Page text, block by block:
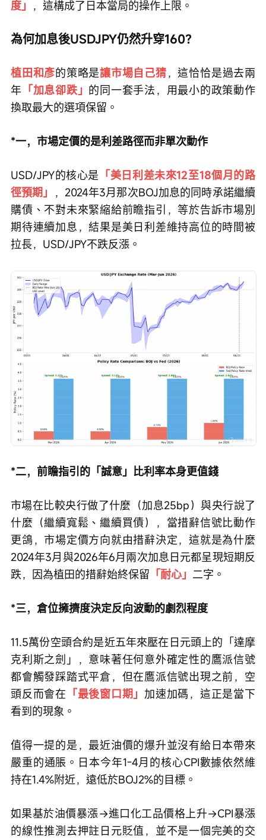
度」 ，這構成了日本當局的操作上限。
為何加息後USDJPY仍然升穿160？
植田和彥的策略是讓市場自己猜，這恰恰是過去兩
年 「加息卻跌」 的同一套手法，用最小的政策動作
換取最大的選項保留。
*一，市場定價的是利差路徑而非單次動作
USD/JPY的核心是 「美日利差未來12至18個月的路
徑預期」
，2024年3月那次BOJ加息的同時承諾繼續
購債、不對未來緊縮給前瞻指引，等於告訴市場別
期待連續加息，結果是美日利差維持高位的時間被
拉長，USD/JPY不跌反漲。
*二，前瞻指引的「誠意」比利率本身更值錢
市場在比較央行做了什麼（加息25bp）與央行說了
什麼（繼續寬鬆、繼續買債），當措辭信號比動作
更鴿，市場定價方向就由措辭決定，這就是為什麼
2024年3月與2026年6月兩次加息日元都呈現短期反
跌，因為植田的措辭始終保留 「耐心」 二字。
*三，倉位擁擠度決定反向波動的劇烈程度
11.5萬份空頭合約是近五年來壓在日元頭上的「達摩
克利斯之劍」，意味著任何意外確定性的鷹派信號
都會觸發踩踏式平倉，但在鷹派信號出現之前，空
頭反而會在 「最後窗口期」 加速加碼，這正是當下
看到的現象。
值得一提的是，最近油價的爆升並沒有給日本帶來
嚴重的通脹。日本今年1-4月的核心CPI數據依然維
持在1.4%附近，遠低於BOJ2%的目標。
如果基於油價暴漲→進口化工品價格上升→CPI暴漲
的線性推測去押註日元貶值，並不是一個完美的交